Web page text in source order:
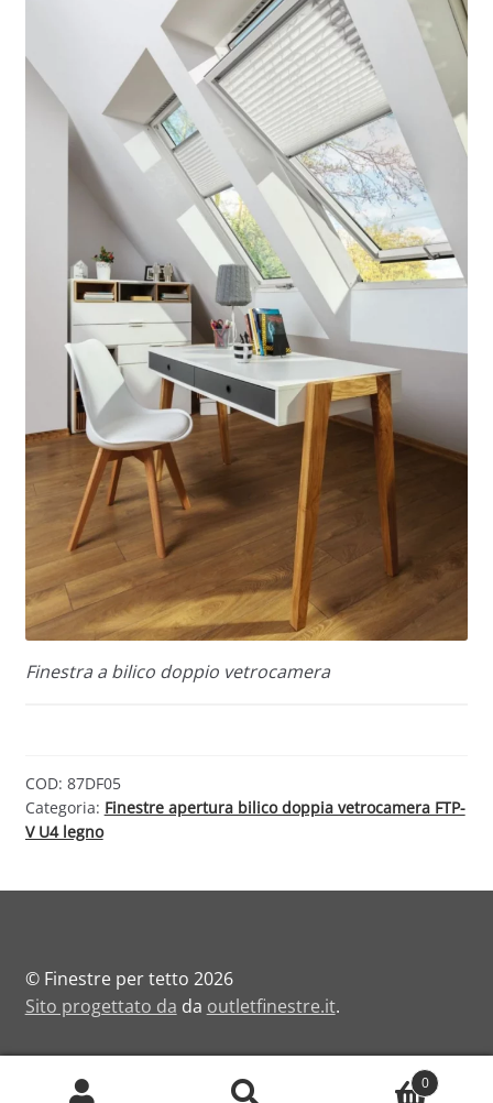
Finestra a bilico doppio vetrocamera
COD: 87DF05
Categoria: Finestre apertura bilico doppia vetrocamera FTP-
V U4 legno
© Finestre per tetto 2026
Sito progettato da da outletfinestre.it.
0